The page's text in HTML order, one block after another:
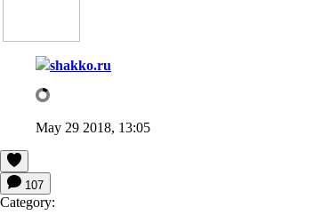
shakko.ru
May 29 2018, 13:05
107
Category: